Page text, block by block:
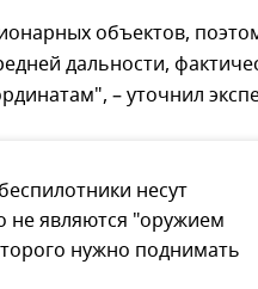
объектов,
дальности,
– уточнил
несут
не являются "оружием
нужно поднимать